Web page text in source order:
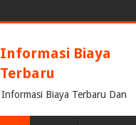
Informasi Biaya
Terbaru
Informasi Biaya Terbaru Dan